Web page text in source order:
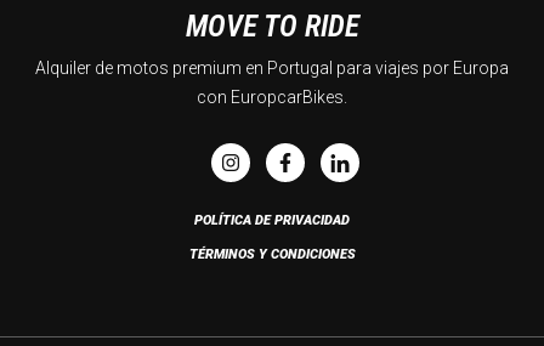
MOVE TO RIDE
Alquiler de motos premium en Portugal para viajes por Europa
con EuropcarBikes.
POLÍTICA DE PRIVACIDAD
TÉRMINOS Y CONDICIONES